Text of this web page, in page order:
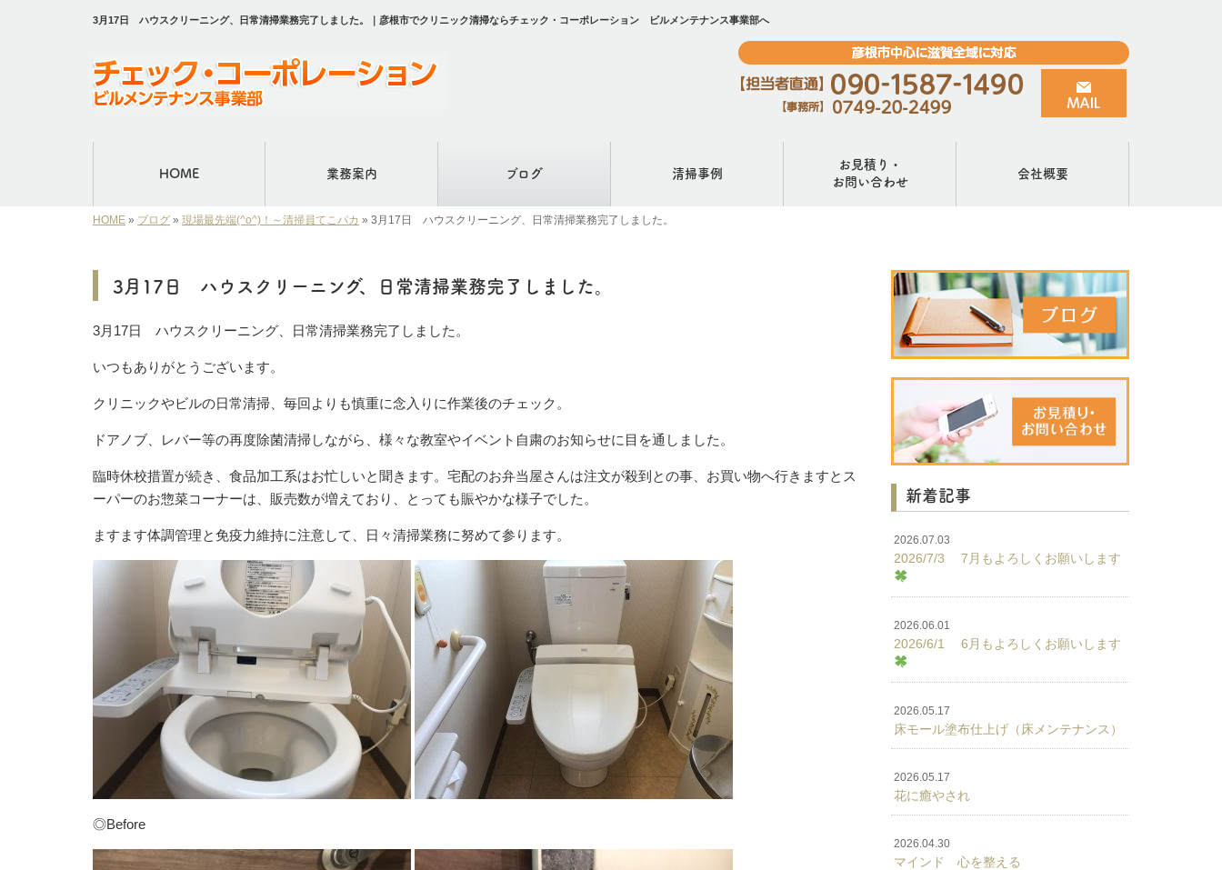
3月17日 ハウスクリーニング、日常清掃業務完了しました。｜彦根市でクリニック清掃ならチェック・コーポレーション ビルメンテナンス事業部へ
HOME 業務案内 ブログ 清掃事例
お見積り・
お問い合わせ
会社概要
HOME » ブログ » 現場最先端(^o^)！～清掃員てこパカ » 3月17日 ハウスクリーニング、日常清掃業務完了しました。
3月17日 ハウスクリーニング、日常清掃業務完了しました。
3月17日 ハウスクリーニング、日常清掃業務完了しました。
いつもありがとうございます。
クリニックやビルの日常清掃、毎回よりも慎重に念入りに作業後のチェック。
ドアノブ、レバー等の再度除菌清掃しながら、様々な教室やイベント自粛のお知らせに目を通しました。
臨時休校措置が続き、食品加工系はお忙しいと聞きます。宅配のお弁当屋さんは注文が殺到との事、お買い物へ行きますとス
ーパーのお惣菜コーナーは、販売数が増えており、とっても賑やかな様子でした。
ますます体調管理と免疫力維持に注意して、日々清掃業務に努めて参ります。
◎Before
新着記事
2026.07.03
2026/7/3 7月もよろしくお願いします
2026.06.01
2026/6/1 6月もよろしくお願いします
2026.05.17
床モール塗布仕上げ（床メンテナンス）
2026.05.17
花に癒やされ
2026.04.30
マインド 心を整える